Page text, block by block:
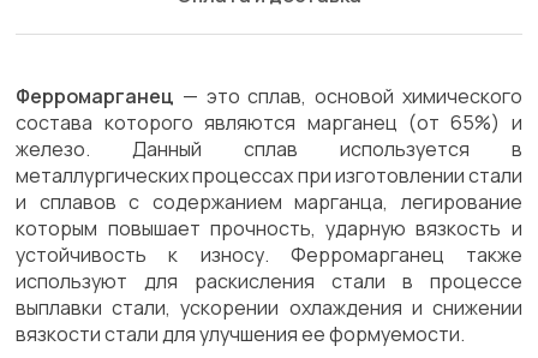
Ферромарганец — это сплав, основой химического
состава которого являются марганец (от 65%) и
железо. Данный сплав используется в
металлургических процессах при изготовлении стали
и сплавов с содержанием марганца, легирование
которым повышает прочность, ударную вязкость и
устойчивость к износу. Ферромарганец также
используют для раскисления стали в процессе
выплавки стали, ускорении охлаждения и снижении
вязкости стали для улучшения ее формуемости.